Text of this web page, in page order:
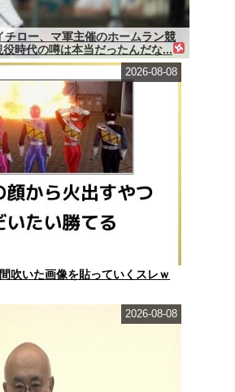
チロー、マ軍主催のホームラン競
時代の噂は本当だったんだな...
吹いた画像を貼っていくスレｗ
2026-08-08
2026-08-08